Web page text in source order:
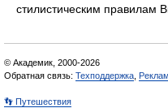
стилистическим правилам
© Академик, 2000-2026
Обратная связь: Техподдержка
👣 Путешествия